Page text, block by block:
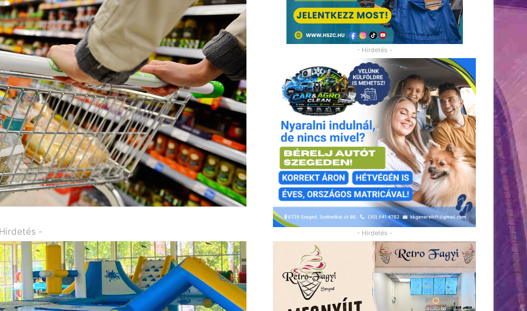
-
- Hirdetés -
- Hirdetés -